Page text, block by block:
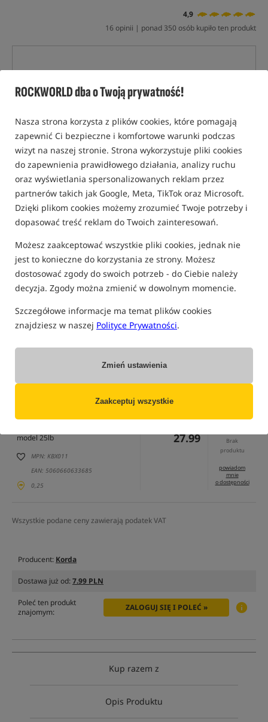
ROCKWORLD dba o Twoją prywatność!
Nasza strona korzysta z plików cookies, które pomagają
zapewnić Ci bezpieczne i komfortowe warunki podczas
wizyt na naszej stronie. Strona wykorzystuje pliki cookies
do zapewnienia prawidłowego działania, analizy ruchu
oraz wyświetlania spersonalizowanych reklam przez
partnerów takich jak Google, Meta, TikTok oraz Microsoft.
Dzięki plikom cookies możemy zrozumieć Twoje potrzeby i
dopasować treść reklam do Twoich zainteresowań.
Możesz zaakceptować wszystkie pliki cookies, jednak nie
jest to konieczne do korzystania ze strony. Możesz
dostosować zgody do swoich potrzeb - do Ciebie należy
decyzja. Zgody można zmienić w dowolnym momencie.
Szczegółowe informacje ma temat plików cookies
znajdziesz w naszej Polityce Prywatności.
Zmień ustawienia
Zaakceptuj wszystkie
4,9
16 opinii | ponad 350 osób kupiło ten produkt
tylko produkty na"naszym magazynie"
(część opcji mogła zostać ukryta przez wybrany sposób filtrowania)
model 25lb
MPN: KBX011
EAN: 5060660633685
0,25
27.99
Brak
produktu
powiadom
mnie
o dostępności
Wszystkie podane ceny zawierają podatek VAT
Producent: Korda
Dostawa już od:7.99 PLN
Poleć ten produkt
znajomym:
ZALOGUJ SIĘ I POLEĆ »
Kup razem z
Opis Produktu